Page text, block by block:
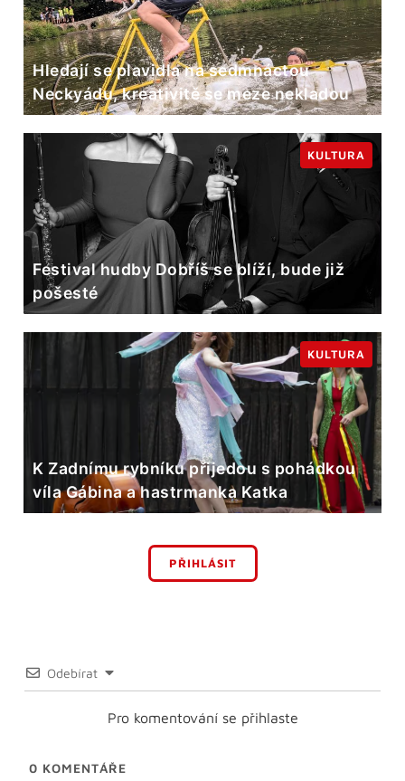
Hledají se plavidla na sedmnáctou
Neckyádu, kreativitě se meze nekladou
Festival hudby Dobříš se blíží, bude již
pošesté
KULTURA
K Zadnímu rybníku přijedou s pohádkou
víla Gábina a hastrmanka Katka
KULTURA
PŘIHLÁSIT
Odebírat
Pro komentování se přihlaste
0 KOMENTÁŘE